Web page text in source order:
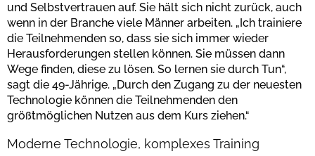
und Selbstvertrauen auf. Sie hält sich nicht zurück, auch
wenn in der Branche viele Männer arbeiten. „Ich trainiere
die Teilnehmenden so, dass sie sich immer wieder
Herausforderungen stellen können. Sie müssen dann
Wege finden, diese zu lösen. So lernen sie durch Tun“,
sagt die 49-Jährige. „Durch den Zugang zu der neuesten
Technologie können die Teilnehmenden den
größtmöglichen Nutzen aus dem Kurs ziehen.“
Moderne Technologie, komplexes Training